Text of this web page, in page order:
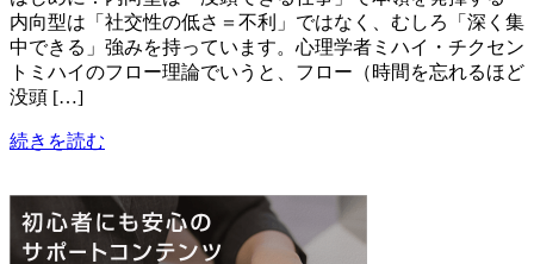
内向型は「社交性の低さ＝不利」ではなく、むしろ「深く集
中できる」強みを持っています。心理学者ミハイ・チクセン
トミハイのフロー理論でいうと、フロー（時間を忘れるほど
没頭 […]
続きを読む